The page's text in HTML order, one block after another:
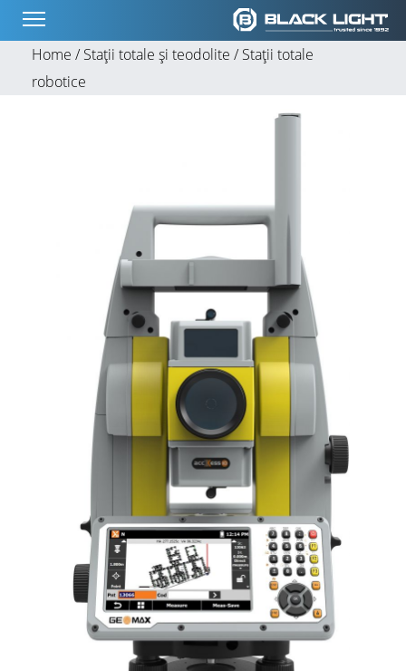
Home /Stații totale și teodolite /Stații totale
robotice